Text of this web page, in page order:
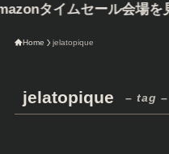
タイムセール会場を
Home jelatopique
jelatopique – tag –